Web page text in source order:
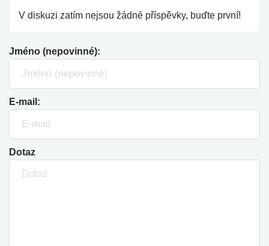
V diskuzi zatím nejsou žádné příspěvky, buďte první!
Jméno (nepovinné):
E-mail:
Dotaz